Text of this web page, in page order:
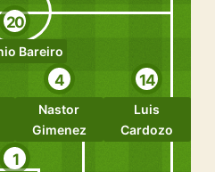
20
Bareiro
4
Nastor
Gimenez
14
Luis
Cardozo
1